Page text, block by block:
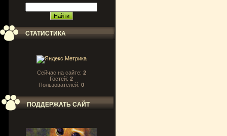
СТАТИСТИКА
Сейчас на сайте: 2
Гостей: 2
Пользователей: 0
ПОДДЕРЖАТЬ САЙТ